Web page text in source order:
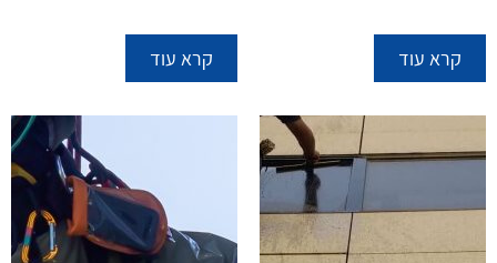
קרא עוד קרא עוד